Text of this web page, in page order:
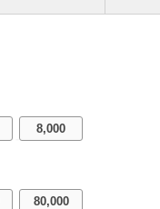
8,000
80,000